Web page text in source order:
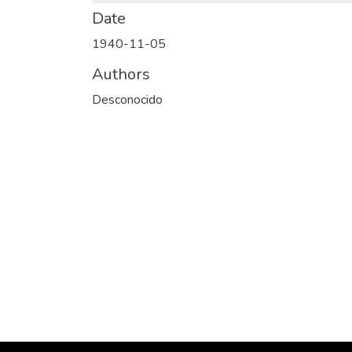
Date
1940-11-05
Authors
Desconocido